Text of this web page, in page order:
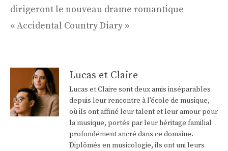
dirigeront le nouveau drame romantique
« Accidental Country Diary »
Lucas et Claire
Lucas et Claire sont deux amis inséparables
depuis leur rencontre à l'école de musique,
où ils ont affiné leur talent et leur amour pour
la musique, portés par leur héritage familial
profondément ancré dans ce domaine.
Diplômés en musicologie, ils ont uni leurs